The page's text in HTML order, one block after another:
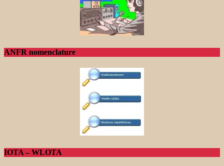
ANFR nomenclature
IOTA – WLOTA